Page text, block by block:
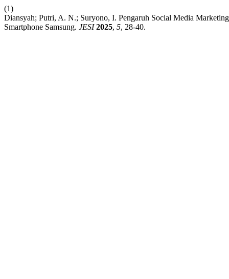
(1)
Diansyah; Putri, A. N.; Suryono, I. Pengaruh Social Media
Smartphone Samsung. JESI 2025, 5, 28-40.